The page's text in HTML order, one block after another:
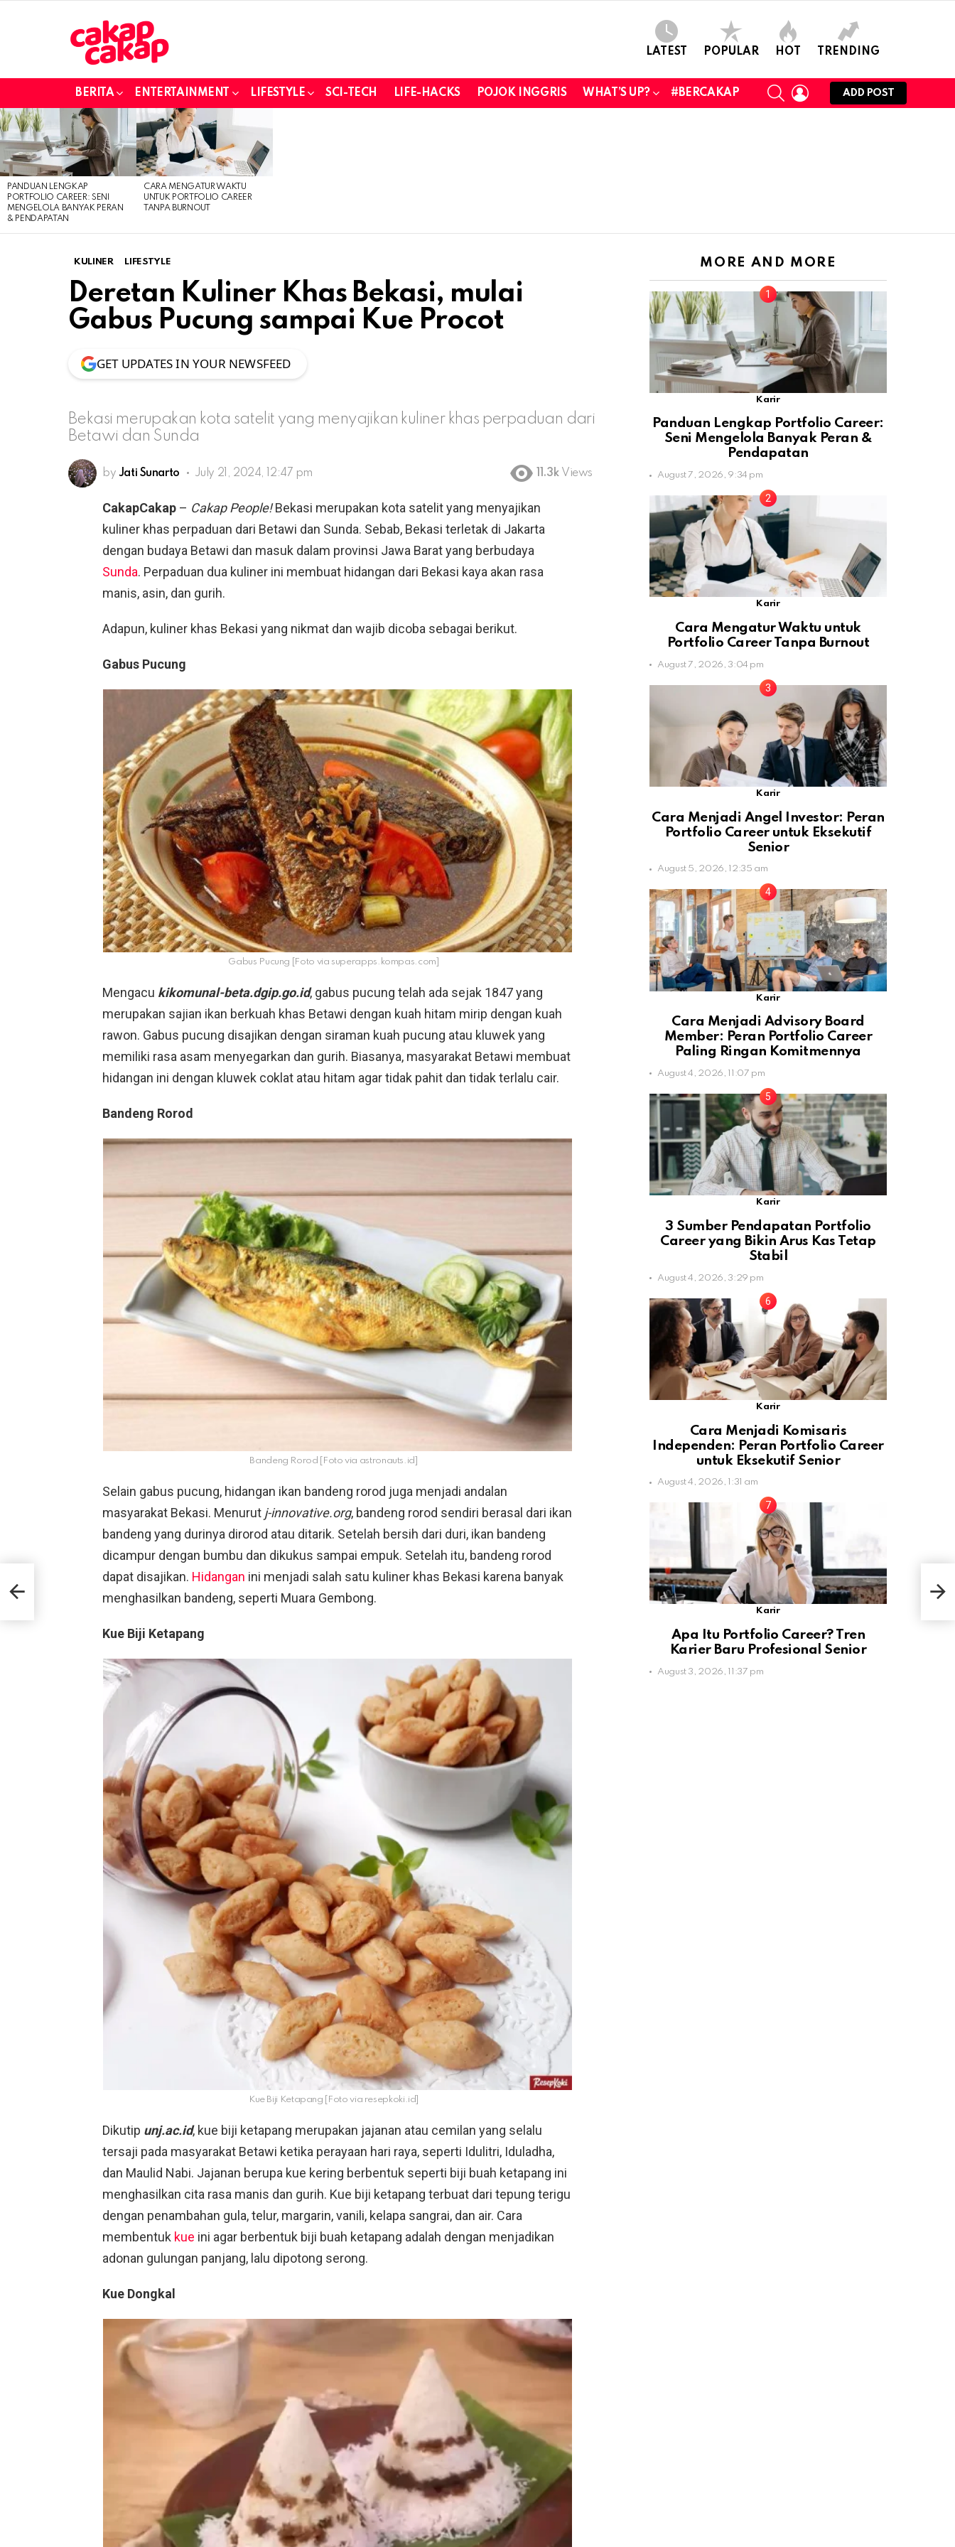
LATEST POPULAR HOT TRENDING
BERITA ENTERTAINMENT LIFESTYLE SCI-TECH LIFE-HACKS POJOK INGGRIS WHAT’S UP? #BERCAKAP
SEARCHLOGIN
ADD POST
LATEST
STORIES
PANDUAN LENGKAP
PORTFOLIO CAREER: SENI
MENGELOLA BANYAK PERAN
& PENDAPATAN
CARA MENGATUR WAKTU
UNTUK PORTFOLIO CAREER
TANPA BURNOUT
KULINER LIFESTYLE
Deretan Kuliner Khas Bekasi, mulai
Gabus Pucung sampai Kue Procot
GET UPDATES IN YOUR NEWSFEED
Bekasi merupakan kota satelit yang menyajikan kuliner khas perpaduan dari
Betawi dan Sunda
by Jati Sunarto July 21, 2024, 12:47 pm 11.3k Views
CakapCakap – Cakap People!Bekasi merupakan kota satelit yang menyajikan
kuliner khas perpaduan dari Betawi dan Sunda. Sebab, Bekasi terletak di Jakarta
dengan budaya Betawi dan masuk dalam provinsi Jawa Barat yang berbudaya
Sunda. Perpaduan dua kuliner ini membuat hidangan dari Bekasi kaya akan rasa
manis, asin, dan gurih.
Adapun, kuliner khas Bekasi yang nikmat dan wajib dicoba sebagai berikut.
Gabus Pucung
Gabus Pucung [Foto via superapps.kompas.com]
Mengacu kikomunal-beta.dgip.go.id, gabus pucung telah ada sejak 1847 yang
merupakan sajian ikan berkuah khas Betawi dengan kuah hitam mirip dengan kuah
rawon. Gabus pucung disajikan dengan siraman kuah pucung atau kluwek yang
memiliki rasa asam menyegarkan dan gurih. Biasanya, masyarakat Betawi membuat
hidangan ini dengan kluwek coklat atau hitam agar tidak pahit dan tidak terlalu cair.
Bandeng Rorod
Bandeng Rorod [Foto via astronauts.id]
Selain gabus pucung, hidangan ikan bandeng rorod juga menjadi andalan
masyarakat Bekasi. Menurut j-innovative.org, bandeng rorod sendiri berasal dari ikan
bandeng yang durinya dirorod atau ditarik. Setelah bersih dari duri, ikan bandeng
dicampur dengan bumbu dan dikukus sampai empuk. Setelah itu, bandeng rorod
dapat disajikan. Hidangan ini menjadi salah satu kuliner khas Bekasi karena banyak
menghasilkan bandeng, seperti Muara Gembong.
Kue Biji Ketapang
Kue Biji Ketapang [Foto via resepkoki.id]
Dikutip unj.ac.id, kue biji ketapang merupakan jajanan atau cemilan yang selalu
tersaji pada masyarakat Betawi ketika perayaan hari raya, seperti Idulitri, Iduladha,
dan Maulid Nabi. Jajanan berupa kue kering berbentuk seperti biji buah ketapang ini
menghasilkan cita rasa manis dan gurih. Kue biji ketapang terbuat dari tepung terigu
dengan penambahan gula, telur, margarin, vanili, kelapa sangrai, dan air. Cara
membentuk kue ini agar berbentuk biji buah ketapang adalah dengan menjadikan
adonan gulungan panjang, lalu dipotong serong.
Kue Dongkal
MORE AND MORE
Karir
Panduan Lengkap Portfolio Career:
Seni Mengelola Banyak Peran &
Pendapatan
August 7, 2026, 9:34 pm
Karir
Cara Mengatur Waktu untuk
Portfolio Career Tanpa Burnout
August 7, 2026, 3:04 pm
Karir
Cara Menjadi Angel Investor: Peran
Portfolio Career untuk Eksekutif
Senior
August 5, 2026, 12:35 am
Karir
Cara Menjadi Advisory Board
Member: Peran Portfolio Career
Paling Ringan Komitmennya
August 4, 2026, 11:07 pm
Karir
3 Sumber Pendapatan Portfolio
Career yang Bikin Arus Kas Tetap
Stabil
August 4, 2026, 3:29 pm
Karir
Cara Menjadi Komisaris
Independen: Peran Portfolio Career
untuk Eksekutif Senior
August 4, 2026, 1:31 am
Karir
Apa Itu Portfolio Career? Tren
Karier Baru Profesional Senior
August 3, 2026, 11:37 pm